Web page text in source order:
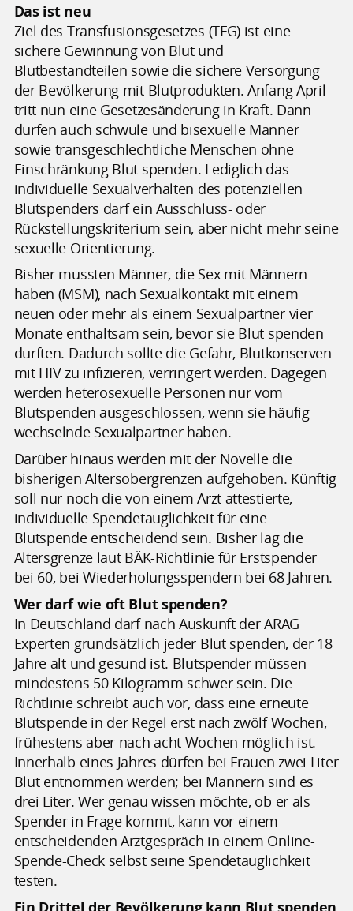
Das ist neu
Ziel des Transfusionsgesetzes (TFG) ist eine
sichere Gewinnung von Blut und
Blutbestandteilen sowie die sichere Versorgung
der Bevölkerung mit Blutprodukten. Anfang April
tritt nun eine Gesetzesänderung in Kraft. Dann
dürfen auch schwule und bisexuelle Männer
sowie transgeschlechtliche Menschen ohne
Einschränkung Blut spenden. Lediglich das
individuelle Sexualverhalten des potenziellen
Blutspenders darf ein Ausschluss- oder
Rückstellungskriterium sein, aber nicht mehr seine
sexuelle Orientierung.
Bisher mussten Männer, die Sex mit Männern
haben (MSM), nach Sexualkontakt mit einem
neuen oder mehr als einem Sexualpartner vier
Monate enthaltsam sein, bevor sie Blut spenden
durften. Dadurch sollte die Gefahr, Blutkonserven
mit HIV zu infizieren, verringert werden. Dagegen
werden heterosexuelle Personen nur vom
Blutspenden ausgeschlossen, wenn sie häufig
wechselnde Sexualpartner haben.
Darüber hinaus werden mit der Novelle die
bisherigen Altersobergrenzen aufgehoben. Künftig
soll nur noch die von einem Arzt attestierte,
individuelle Spendetauglichkeit für eine
Blutspende entscheidend sein. Bisher lag die
Altersgrenze laut BÄK-Richtlinie für Erstspender
bei 60, bei Wiederholungsspendern bei 68 Jahren.
Wer darf wie oft Blut spenden?
In Deutschland darf nach Auskunft der ARAG
Experten grundsätzlich jeder Blut spenden, der 18
Jahre alt und gesund ist. Blutspender müssen
mindestens 50 Kilogramm schwer sein. Die
Richtlinie schreibt auch vor, dass eine erneute
Blutspende in der Regel erst nach zwölf Wochen,
frühestens aber nach acht Wochen möglich ist.
Innerhalb eines Jahres dürfen bei Frauen zwei Liter
Blut entnommen werden; bei Männern sind es
drei Liter. Wer genau wissen möchte, ob er als
Spender in Frage kommt, kann vor einem
entscheidenden Arztgespräch in einem Online-
Spende-Check selbst seine Spendetauglichkeit
testen.
Ein Drittel der Bevölkerung kann Blut spenden